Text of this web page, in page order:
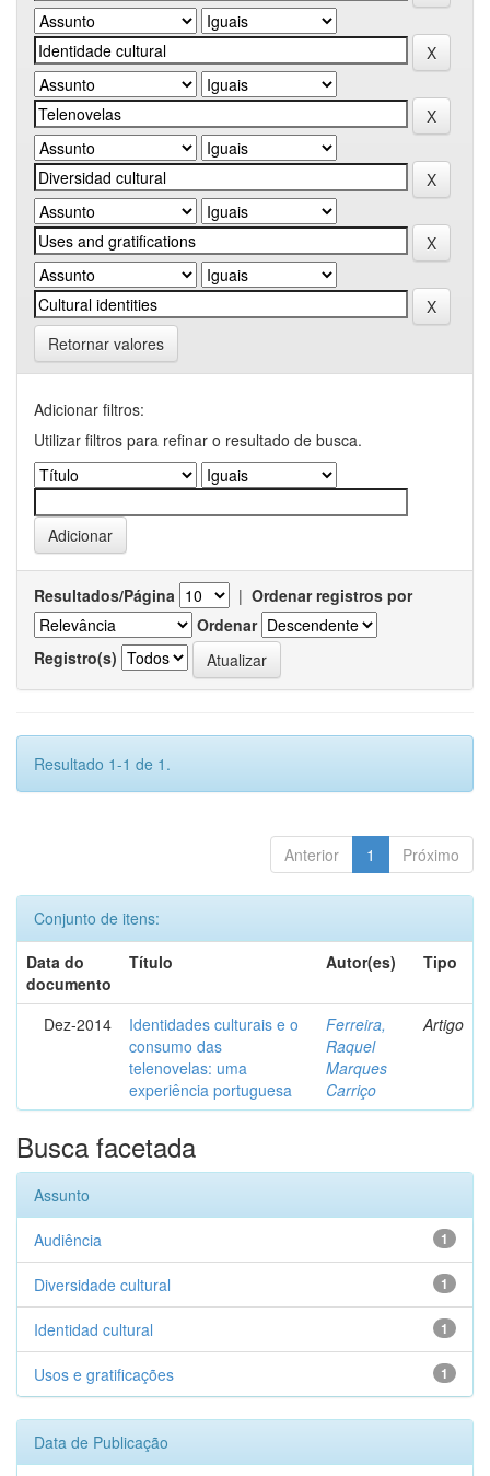
Retornar valores
Adicionar filtros:
Utilizar filtros para refinar o resultado de busca.
Resultados/Página | Ordenar registros por
Ordenar
Registro(s)
Resultado 1-1 de 1.
Anterior 1 Próximo
Conjunto de itens:
Data do
documento
Título Autor(es) Tipo
Dez-2014
Identidades culturais e o
consumo das
telenovelas: uma
experiência portuguesa
Ferreira,
Raquel
Marques
Carriço
Artigo
Busca facetada
Assunto
1
Audiência
1
Diversidade cultural
1
Identidad cultural
1
Usos e gratificações
Data de Publicação